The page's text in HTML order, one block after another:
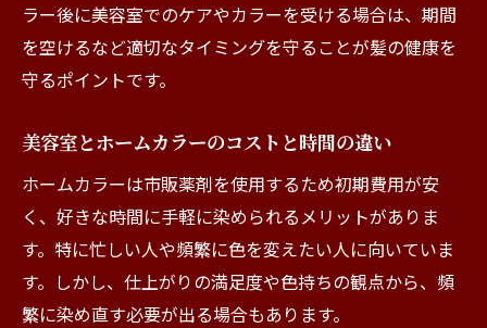
ラー後に美容室でのケアやカラーを受ける場合は、期間
を空けるなど適切なタイミングを守ることが髪の健康を
守るポイントです。
美容室とホームカラーのコストと時間の違い
ホームカラーは市販薬剤を使用するため初期費用が安
く、好きな時間に手軽に染められるメリットがありま
す。特に忙しい人や頻繁に色を変えたい人に向いていま
す。しかし、仕上がりの満足度や色持ちの観点から、頻
繁に染め直す必要が出る場合もあります。